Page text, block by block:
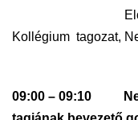
Kollégium tagozat,
09:00 – 09:10